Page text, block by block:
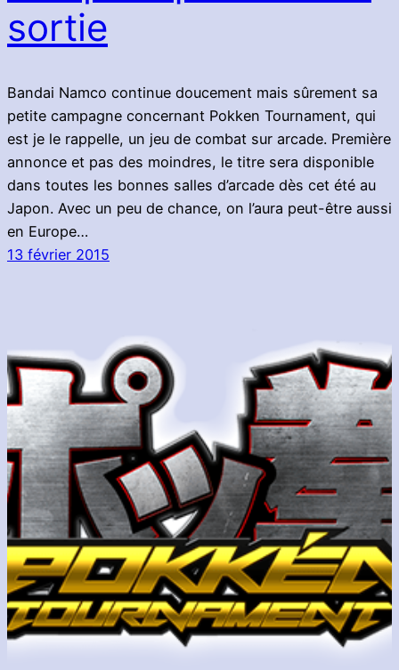
sortie
Bandai Namco continue doucement mais sûrement sa
petite campagne concernant Pokken Tournament, qui
est je le rappelle, un jeu de combat sur arcade. Première
annonce et pas des moindres, le titre sera disponible
dans toutes les bonnes salles d’arcade dès cet été au
Japon. Avec un peu de chance, on l’aura peut-être aussi
en Europe…
13 février 2015